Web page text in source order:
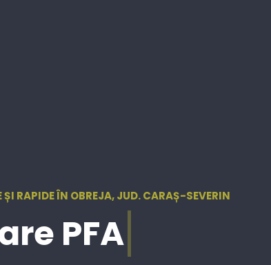
ȘI RAPIDE ÎN OBREJA, JUD. CARAȘ-SEVERIN
PFA